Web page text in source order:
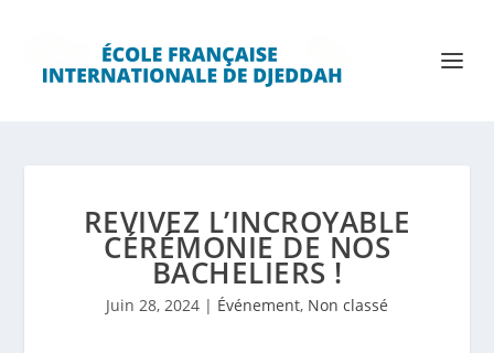
REVIVEZ L’INCROYABLE
CÉRÉMONIE DE NOS
BACHELIERS !
Juin 28, 2024 | Événement, Non classé